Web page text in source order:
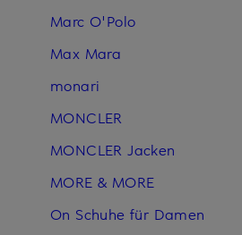
Marc O'Polo
Max Mara
monari
MONCLER
MONCLER Jacken
MORE & MORE
On Schuhe für Damen